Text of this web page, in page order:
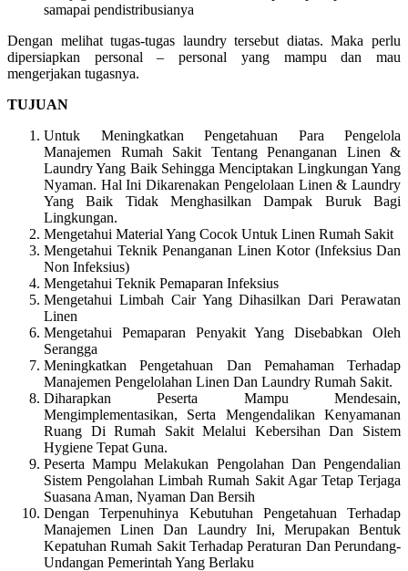
samapai pendistribusianya
Dengan melihat tugas-tugas laundry tersebut diatas. Maka perlu
dipersiapkan personal – personal yang mampu dan mau
mengerjakan tugasnya.
TUJUAN
Untuk Meningkatkan Pengetahuan Para Pengelola
Manajemen Rumah Sakit Tentang Penanganan Linen &
Laundry Yang Baik Sehingga Menciptakan Lingkungan Yang
Nyaman. Hal Ini Dikarenakan Pengelolaan Linen & Laundry
Yang Baik Tidak Menghasilkan Dampak Buruk Bagi
Lingkungan.
Mengetahui Material Yang Cocok Untuk Linen Rumah Sakit
Mengetahui Teknik Penanganan Linen Kotor (Infeksius Dan
Non Infeksius)
Mengetahui Teknik Pemaparan Infeksius
Mengetahui Limbah Cair Yang Dihasilkan Dari Perawatan
Linen
Mengetahui Pemaparan Penyakit Yang Disebabkan Oleh
Serangga
Meningkatkan Pengetahuan Dan Pemahaman Terhadap
Manajemen Pengelolahan Linen Dan Laundry Rumah Sakit.
Diharapkan Peserta Mampu Mendesain,
Mengimplementasikan, Serta Mengendalikan Kenyamanan
Ruang Di Rumah Sakit Melalui Kebersihan Dan Sistem
Hygiene Tepat Guna.
Peserta Mampu Melakukan Pengolahan Dan Pengendalian
Sistem Pengolahan Limbah Rumah Sakit Agar Tetap Terjaga
Suasana Aman, Nyaman Dan Bersih
Dengan Terpenuhinya Kebutuhan Pengetahuan Terhadap
Manajemen Linen Dan Laundry Ini, Merupakan Bentuk
Kepatuhan Rumah Sakit Terhadap Peraturan Dan Perundang-
Undangan Pemerintah Yang Berlaku